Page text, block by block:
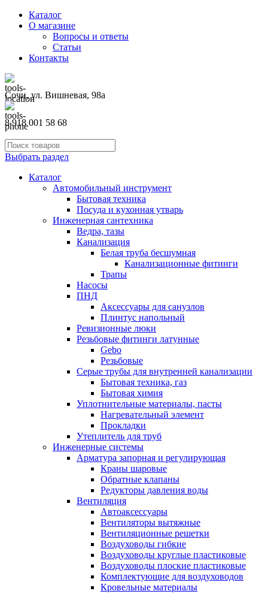
Каталог
О магазине
Вопросы и ответы
Статьи
Контакты
Сочи, ул. Вишневая, 98а
8 918 001 58 68
Выбрать раздел
Каталог
Автомобильный инструмент
Бытовая техника
Посуда и кухонная утварь
Инженерная сантехника
Ведра, тазы
Канализация
Белая труба бесшумная
Канализационные фитинги
Трапы
Насосы
ПНД
Аксессуары для санузлов
Плинтус напольный
Ревизионные люки
Резьбовые фитинги латунные
Gebo
Резьбовые
Серые трубы для внутренней канализации
Бытовая техника, газ
Бытовая химия
Уплотнительные материалы, пасты
Нагревательный элемент
Прокладки
Утеплитель для труб
Инженерные системы
Арматура запорная и регулирующая
Краны шаровые
Обратные клапаны
Редукторы давления воды
Вентиляция
Автоаксессуары
Вентиляторы вытяжные
Вентиляционные решетки
Воздуховоды гибкие
Воздуховоды круглые пластиковые
Воздуховоды плоские пластиковые
Комплектующие для воздуховодов
Кровельные материалы